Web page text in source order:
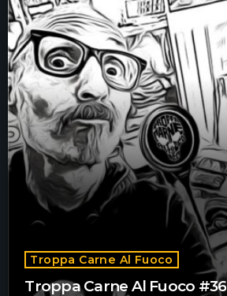
Troppa Carne Al Fuoco
Troppa Carne Al Fuoco #36